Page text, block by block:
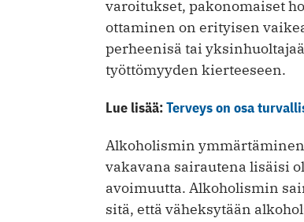
varoitukset, pakonomaiset
ottaminen on erityisen
perheenisä tai
työttömyyden kierteeseen.
Lue lisää:Terveys on osa
Alkoholismin
vakavana sairautena lisäisi
avoimuutta. Alkoholismin
sitä, että väheksytään